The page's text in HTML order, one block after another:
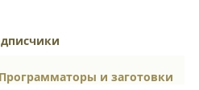
Программаторы и заготовки